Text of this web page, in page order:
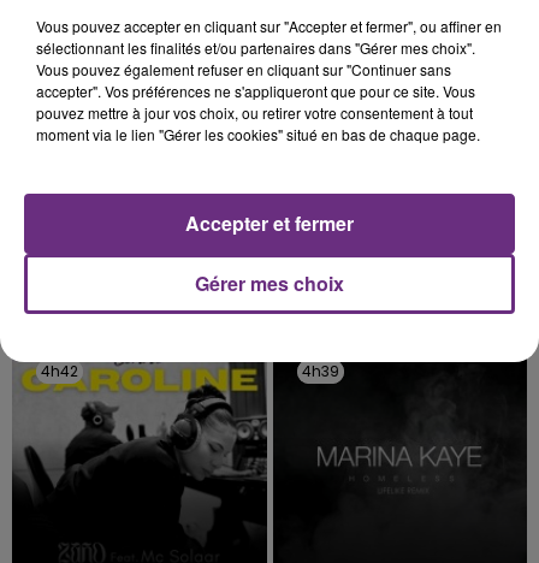
4h49
4h49
Nothing Else Matters.
4h45
4h45
OLIVIA RODRIGO
Stupid Song
4h42
4h42 4h39
4h39
Vous pouvez accepter en cliquant sur "Accepter et fermer", ou affiner en
sélectionnant les finalités et/ou partenaires dans "Gérer mes choix".
Vous pouvez également refuser en cliquant sur "Continuer sans
accepter". Vos préférences ne s'appliqueront que pour ce site. Vous
pouvez mettre à jour vos choix, ou retirer votre consentement à tout
moment via le lien "Gérer les cookies" situé en bas de chaque page.
Gérer mes choix
Accepter et fermer